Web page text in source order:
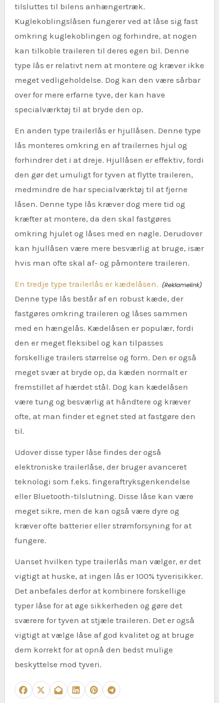
tilsluttes til bilens anhængertræk.
Kuglekoblingslåsen fungerer ved at låse sig fast
omkring kuglekoblingen og forhindre, at nogen
kan tilkoble traileren til deres egen bil. Denne
type lås er relativt nem at montere og kræver ikke
meget vedligeholdelse. Dog kan den være sårbar
over for mere erfarne tyve, der kan have
specialværktøj til at bryde den op.
En anden type trailerlås er hjullåsen. Denne type
lås monteres omkring en af trailernes hjul og
forhindrer det i at dreje. Hjullåsen er effektiv, fordi
den gør det umuligt for tyven at flytte traileren,
medmindre de har specialværktøj til at fjerne
låsen. Denne type lås kræver dog mere tid og
kræfter at montere, da den skal fastgøres
omkring hjulet og låses med en nøgle. Derudover
kan hjullåsen være mere besværlig at bruge, især
hvis man ofte skal af- og påmontere traileren.
En tredje type trailerlås er kædelåsen.
Denne type lås består af en robust kæde, der
fastgøres omkring traileren og låses sammen
med en hængelås. Kædelåsen er populær, fordi
den er meget fleksibel og kan tilpasses
forskellige trailers størrelse og form. Den er også
meget svær at bryde op, da kæden normalt er
fremstillet af hærdet stål. Dog kan kædelåsen
være tung og besværlig at håndtere og kræver
ofte, at man finder et egnet sted at fastgøre den
til.
Udover disse typer låse findes der også
elektroniske trailerlåse, der bruger avanceret
teknologi som f.eks. fingeraftryksgenkendelse
eller Bluetooth-tilslutning. Disse låse kan være
meget sikre, men de kan også være dyre og
kræver ofte batterier eller strømforsyning for at
fungere.
Uanset hvilken type trailerlås man vælger, er det
vigtigt at huske, at ingen lås er 100% tyverisikker.
Det anbefales derfor at kombinere forskellige
typer låse for at øge sikkerheden og gøre det
sværere for tyven at stjæle traileren. Det er også
vigtigt at vælge låse af god kvalitet og at bruge
dem korrekt for at opnå den bedst mulige
beskyttelse mod tyveri.